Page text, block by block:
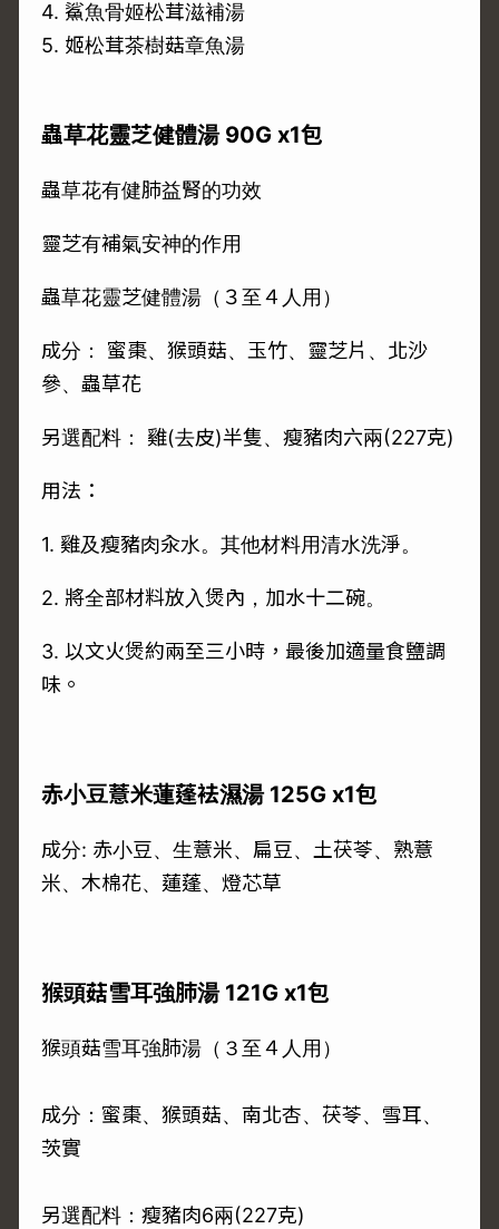
4. 鯊魚骨姬松茸滋補湯
5. 姬松茸茶樹菇章魚湯
蟲草花靈芝健體湯 90G x1包
蟲草花有健肺益腎的功效
靈芝有補氣安神的作用
蟲草花靈芝健體湯（３至４人用）
成分： 蜜棗、猴頭菇、玉竹、靈芝片、北沙
參、蟲草花
另選配料： 雞(去皮)半隻、瘦豬肉六兩(227克)
用法：
1. 雞及瘦豬肉汆水。其他材料用清水洗淨。
2. 將全部材料放入煲內，加水十二碗。
3. 以文火煲約兩至三小時，最後加適量食鹽調
味。
赤小豆薏米蓮蓬袪濕湯 125G x1包
成分: 赤小豆、生薏米、扁豆、土茯苓、熟薏
米、木棉花、蓮蓬、燈芯草
猴頭菇雪耳強肺湯 121G x1包
猴頭菇雪耳強肺湯（３至４人用）
成分：蜜棗、猴頭菇、南北杏、茯苓、雪耳、
茨實
另選配料：瘦豬肉6兩(227克)